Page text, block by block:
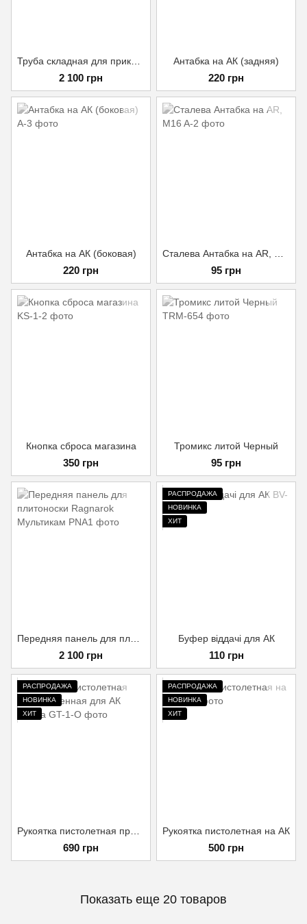
2 100 грн
Антабка на АК (задняя)
220 грн
Антабка на АК (боковая)
220 грн 95 грн
Кнопка сброса магазина
350 грн
Тромикс литой Черный
95 грн
2 100 грн
РАСПРОДАЖА
НОВИНКА
ХИТ
Буфер віддачі для АК
110 грн
РАСПРОДАЖА
НОВИНКА
ХИТ
690 грн
РАСПРОДАЖА
НОВИНКА
ХИТ
Рукоятка пистолетная на АК
500 грн
Показать еще 20 товаров